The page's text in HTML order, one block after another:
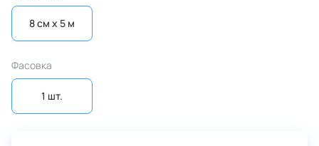
8 см x 5 м
Фасовка
1 шт.